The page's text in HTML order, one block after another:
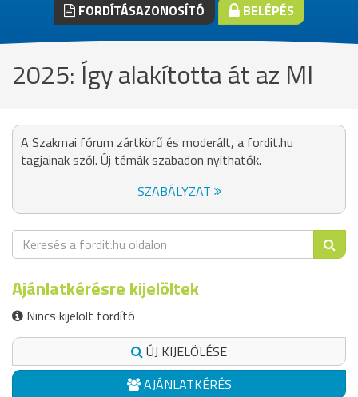
FORDÍTÁSAZONOSÍTÓ BELÉPÉS
2025: Így alakította át az MI
A Szakmai fórum zártkörű és moderált, a fordit.hu
tagjainak szól. Új témák szabadon nyithatók.
SZABÁLYZAT
Ajánlatkérésre kijelöltek
Nincs kijelölt fordító
ÚJ KIJELÖLÉSE
AJÁNLATKÉRÉS